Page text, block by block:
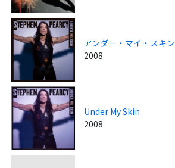
アンダー・マイ・スキン
2008
Under My Skin
2008